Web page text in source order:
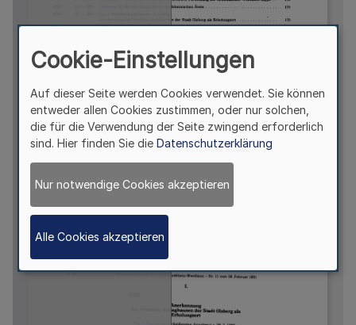
Cookie-Einstellungen
Auf dieser Seite werden Cookies verwendet. Sie können
entweder allen Cookies zustimmen, oder nur solchen,
die für die Verwendung der Seite zwingend erforderlich
sind. Hier finden Sie die Datenschutzerklärung
Nur notwendige Cookies akzeptieren
Alle Cookies akzeptieren